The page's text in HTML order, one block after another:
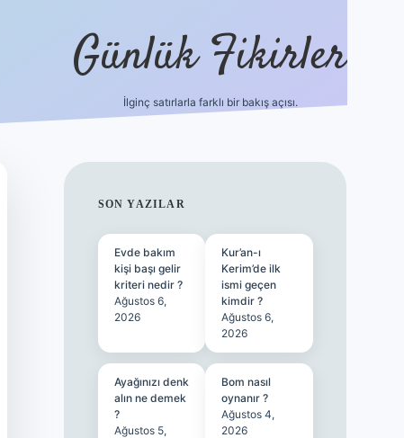
Günlük Fikirler
İlginç satırlarla farklı bir bakış açısı.
SIDEBAR
SON YAZILAR
Evde bakım
kişi başı gelir
kriteri nedir ?
Ağustos 6,
2026
Kur’an-ı
Kerim’de ilk
ismi geçen
kimdir ?
Ağustos 6,
2026
Ayağınızı denk
alın ne demek
?
Ağustos 5,
Bom nasıl
oynanır ?
Ağustos 4,
2026